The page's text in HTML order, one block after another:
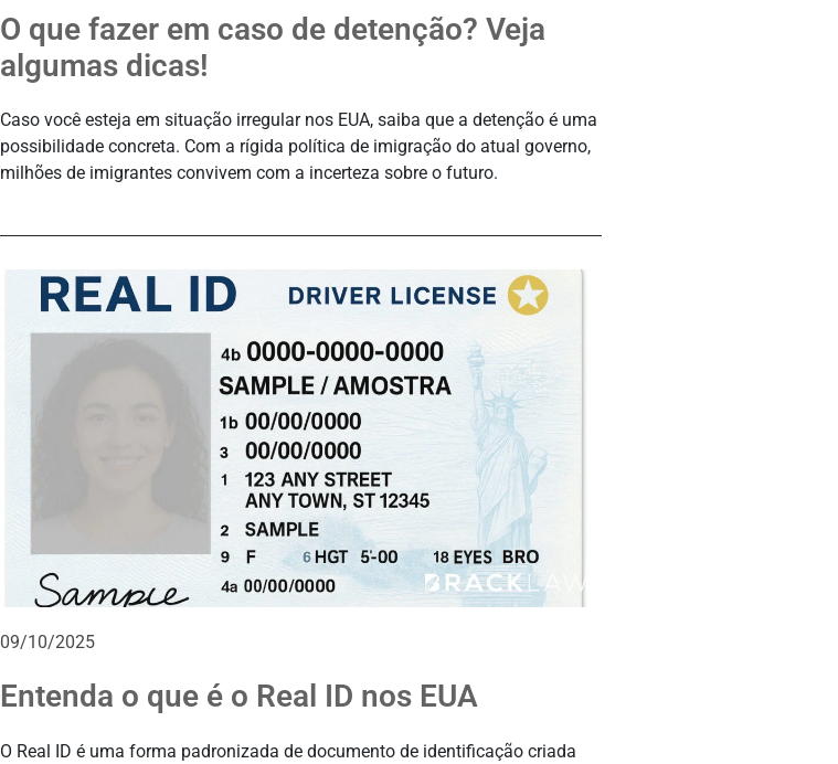
O que fazer em caso de detenção? Veja
algumas dicas!
Caso você esteja em situação irregular nos EUA, saiba que a detenção é uma
possibilidade concreta. Com a rígida política de imigração do atual governo,
milhões de imigrantes convivem com a incerteza sobre o futuro.
09/10/2025
Entenda o que é o Real ID nos EUA
O Real ID é uma forma padronizada de documento de identificação criada